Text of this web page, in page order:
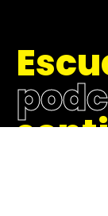
Escu
podc
senti